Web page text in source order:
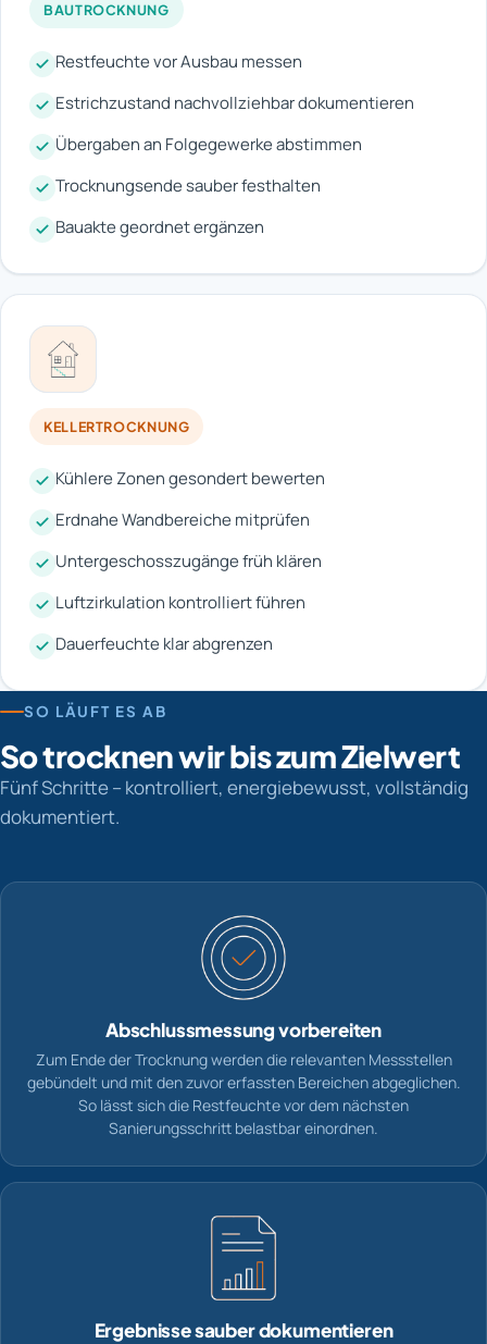
BAUTROCKNUNG
Restfeuchte vor Ausbau messen
Estrichzustand nachvollziehbar dokumentieren
Übergaben an Folgegewerke abstimmen
Trocknungsende sauber festhalten
Bauakte geordnet ergänzen
KELLERTROCKNUNG
Kühlere Zonen gesondert bewerten
Erdnahe Wandbereiche mitprüfen
Untergeschosszugänge früh klären
Luftzirkulation kontrolliert führen
Dauerfeuchte klar abgrenzen
SO LÄUFT ES AB
So trocknen wir bis zum Zielwert
Fünf Schritte – kontrolliert, energiebewusst, vollständig
dokumentiert.
Abschlussmessung vorbereiten
Zum Ende der Trocknung werden die relevanten Messstellen
gebündelt und mit den zuvor erfassten Bereichen abgeglichen.
So lässt sich die Restfeuchte vor dem nächsten
Sanierungsschritt belastbar einordnen.
Ergebnisse sauber dokumentieren